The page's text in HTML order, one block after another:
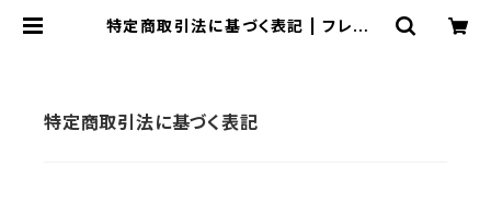
特定商取引法に基づく表記 | フレグラ
特定商取引法に基づく表記